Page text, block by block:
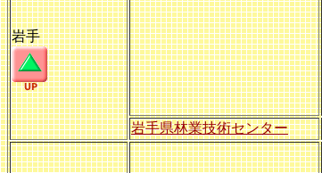
岩手
岩手県林業技術センター